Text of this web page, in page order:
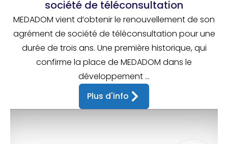
société de téléconsultation
MEDADOM vient d’obtenir le renouvellement de son
agrément de société de téléconsultation pour une
durée de trois ans. Une première historique, qui
confirme la place de MEDADOM dans le
développement ...
Plus d'info